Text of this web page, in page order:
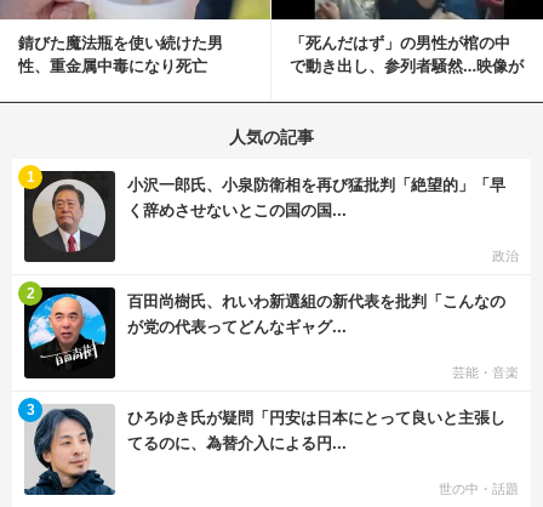
錆びた魔法瓶を使い続けた男
性、重金属中毒になり死亡
「死んだはず」の男性が棺の中
で動き出し、参列者騒然…映像が
人気の記事
小沢一郎氏、小泉防衛相を再び猛批判「絶望的」「早
く辞めさせないとこの国の国...
政治
1
百田尚樹氏、れいわ新選組の新代表を批判「こんなの
が党の代表ってどんなギャグ...
芸能・音楽
2
ひろゆき氏が疑問「円安は日本にとって良いと主張し
てるのに、為替介入による円...
世の中・話題
3